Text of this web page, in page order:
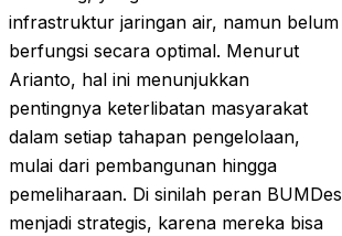
infrastruktur jaringan air, namun belum
berfungsi secara optimal. Menurut
Arianto, hal ini menunjukkan
pentingnya keterlibatan masyarakat
dalam setiap tahapan pengelolaan,
mulai dari pembangunan hingga
pemeliharaan. Di sinilah peran BUMDes
menjadi strategis, karena mereka bisa